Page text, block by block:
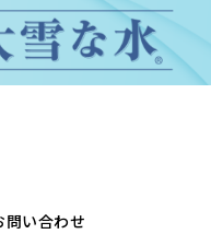
問い合わせ